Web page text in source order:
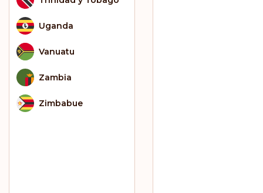
Uganda
Vanuatu
Zambia
Zimbabue